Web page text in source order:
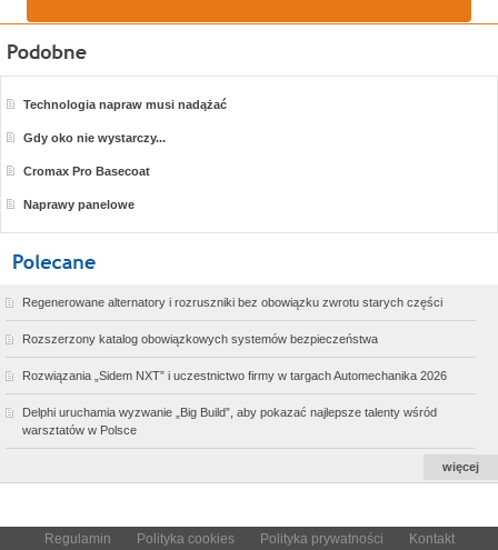
Technologia napraw musi nadążać
Gdy oko nie wystarczy...
Cromax Pro Basecoat
Naprawy panelowe
Regenerowane alternatory i rozruszniki bez obowiązku zwrotu starych części
Rozszerzony katalog obowiązkowych systemów bezpieczeństwa
Rozwiązania „Sidem NXT” i uczestnictwo firmy w targach Automechanika 2026
Delphi uruchamia wyzwanie „Big Build”, aby pokazać najlepsze talenty wśród
warsztatów w Polsce
więcej
Regulamin Polityka cookies Polityka prywatności Kontakt